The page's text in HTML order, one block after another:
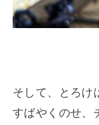
そして、とろけ
すばやくのせ、